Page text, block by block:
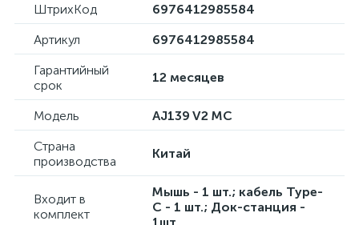
ШтрихКод
6976412985584
Артикул
6976412985584
Гарантийный
срок
12 месяцев
Модель
AJ139 V2 MC
Страна
производства
Китай
Входит в
комплект
Мышь - 1 шт.; кабель Type-
C - 1 шт.; Док-станция -